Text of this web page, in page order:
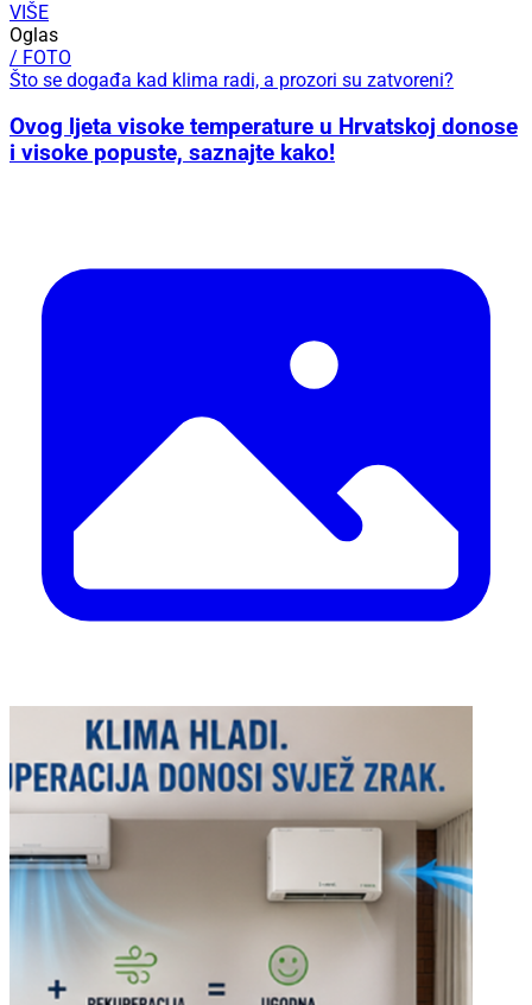
VIŠE
Oglas
/ FOTO
Što se događa kad klima radi, a prozori su zatvoreni?
Ovog ljeta visoke temperature u Hrvatskoj donose
i visoke popuste, saznajte kako!